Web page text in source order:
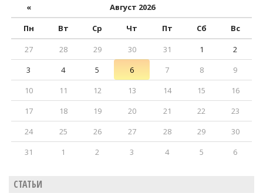
«
Август 2026
Пн
Вт Ср Чт Пт Сб
Вс
27
28 29 30 31 1
2
3
4 5 6 7 8
9
10
11 12 13 14 15
16
17
18 19 20 21 22
23
24
25 26 27 28 29
30
31
1 2 3 4 5 6
СТАТЬИ